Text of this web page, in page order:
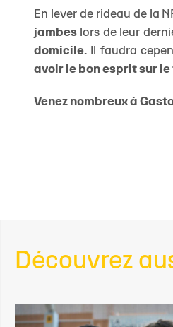
En lever de rideau de la
jambes lors de leur
domicile. Il faudra
avoir le bon esprit sur
Venez nombreux à
Découvrez